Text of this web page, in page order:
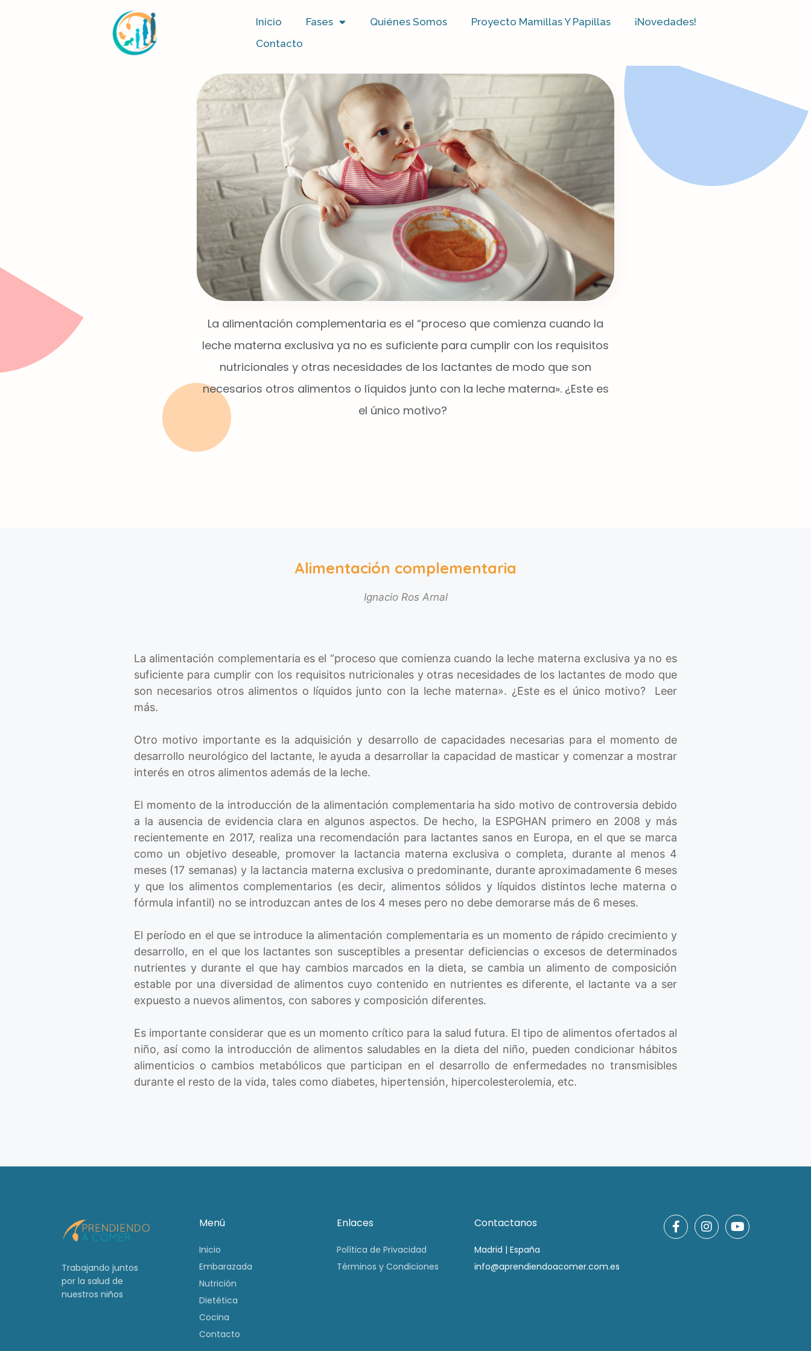
Inicio Fases Quiénes Somos Proyecto Mamillas Y Papillas​
¡Novedades!
Contacto
La alimentación complementaria es el “proceso que comienza cuando la
leche materna exclusiva ya no es suficiente para cumplir con los requisitos
nutricionales y otras necesidades de los lactantes de modo que son
necesarios otros alimentos o líquidos junto con la leche materna». ¿Este es
el único motivo?
Alimentación complementaria
Ignacio Ros Arnal
La alimentación complementaria es el “proceso que comienza cuando la leche materna exclusiva ya no es
suficiente para cumplir con los requisitos nutricionales y otras necesidades de los lactantes de modo que
son necesarios otros alimentos o líquidos junto con la leche materna». ¿Este es el único motivo? Leer
más.
Otro motivo importante es la adquisición y desarrollo de capacidades necesarias para el momento de
desarrollo neurológico del lactante, le ayuda a desarrollar la capacidad de masticar y comenzar a mostrar
interés en otros alimentos además de la leche.
El momento de la introducción de la alimentación complementaria ha sido motivo de controversia debido
a la ausencia de evidencia clara en algunos aspectos. De hecho, la ESPGHAN primero en 2008 y más
recientemente en 2017, realiza una recomendación para lactantes sanos en Europa, en el que se marca
como un objetivo deseable, promover la lactancia materna exclusiva o completa, durante al menos 4
meses (17 semanas) y la lactancia materna exclusiva o predominante, durante aproximadamente 6 meses
y que los alimentos complementarios (es decir, alimentos sólidos y líquidos distintos leche materna o
fórmula infantil) no se introduzcan antes de los 4 meses pero no debe demorarse más de 6 meses.
El período en el que se introduce la alimentación complementaria es un momento de rápido crecimiento y
desarrollo, en el que los lactantes son susceptibles a presentar deficiencias o excesos de determinados
nutrientes y durante el que hay cambios marcados en la dieta, se cambia un alimento de composición
estable por una diversidad de alimentos cuyo contenido en nutrientes es diferente, el lactante va a ser
expuesto a nuevos alimentos, con sabores y composición diferentes.
Es importante considerar que es un momento crítico para la salud futura. El tipo de alimentos ofertados al
niño, así como la introducción de alimentos saludables en la dieta del niño, pueden condicionar hábitos
alimenticios o cambios metabólicos que participan en el desarrollo de enfermedades no transmisibles
durante el resto de la vida, tales como diabetes, hipertensión, hipercolesterolemia, etc.
Trabajando juntos
por la salud de
nuestros niños
Menú
Inicio
Embarazada
Nutrición
Dietética
Cocina
Contacto
Enlaces
Política de Privacidad
Términos y Condiciones
Contactanos
Madrid | España
info@aprendiendoacomer.com.es